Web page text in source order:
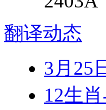
翻译动态
3月25
12生